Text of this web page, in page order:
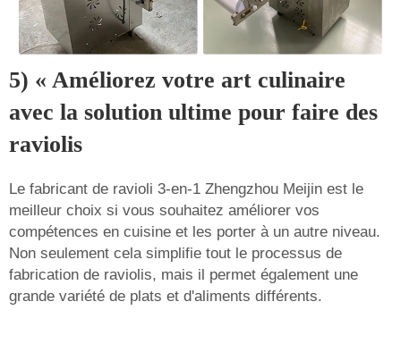
5) « Améliorez votre art culinaire
avec la solution ultime pour faire des
raviolis
Le fabricant de ravioli 3-en-1 Zhengzhou Meijin est le
meilleur choix si vous souhaitez améliorer vos
compétences en cuisine et les porter à un autre niveau.
Non seulement cela simplifie tout le processus de
fabrication de raviolis, mais il permet également une
grande variété de plats et d'aliments différents.